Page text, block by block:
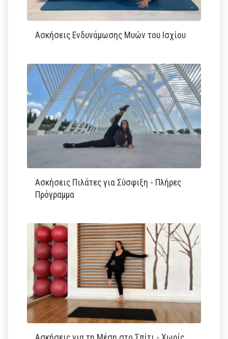
Ασκήσεις Ενδυνάμωσης Μυών του Ισχίου
Ασκήσεις Πιλάτες για Σύσφιξη - Πλήρες
Πρόγραμμα